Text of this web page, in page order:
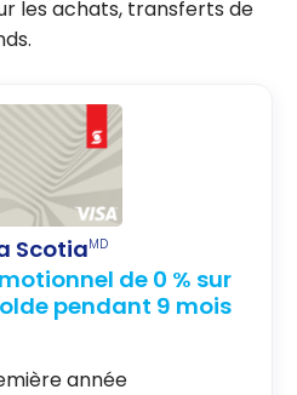
les achats, transferts de
ScotiaMD
de 0 % sur
pendant 9 mois
année